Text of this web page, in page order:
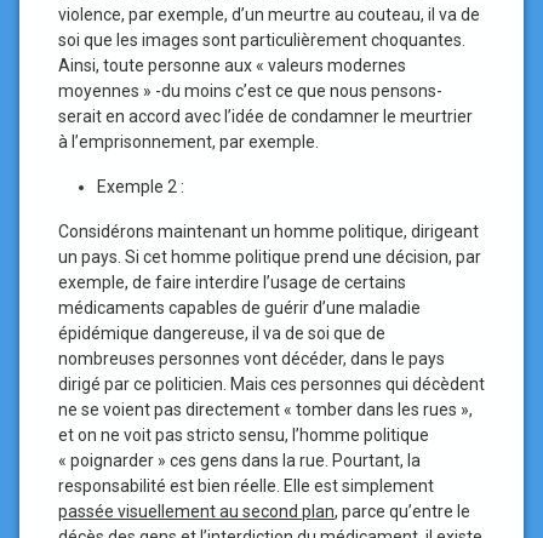
violence, par exemple, d’un meurtre au couteau, il va de
soi que les images sont particulièrement choquantes.
Ainsi, toute personne aux « valeurs modernes
moyennes » -du moins c’est ce que nous pensons-
serait en accord avec l’idée de condamner le meurtrier
à l’emprisonnement, par exemple.
Exemple 2 :
Considérons maintenant un homme politique, dirigeant
un pays. Si cet homme politique prend une décision, par
exemple, de faire interdire l’usage de certains
médicaments capables de guérir d’une maladie
épidémique dangereuse, il va de soi que de
nombreuses personnes vont décéder, dans le pays
dirigé par ce politicien. Mais ces personnes qui décèdent
ne se voient pas directement « tomber dans les rues »,
et on ne voit pas stricto sensu, l’homme politique
« poignarder » ces gens dans la rue. Pourtant, la
responsabilité est bien réelle. Elle est simplement
passée visuellement au second plan, parce qu’entre le